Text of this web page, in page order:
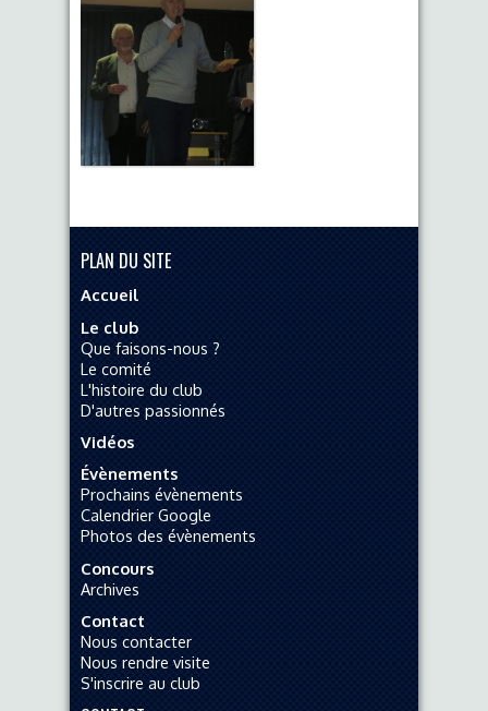
PLAN DU SITE
Accueil
Le club
Que faisons-nous ?
Le comité
L'histoire du club
D'autres passionnés
Vidéos
Évènements
Prochains évènements
Calendrier Google
Photos des évènements
Concours
Archives
Contact
Nous contacter
Nous rendre visite
S'inscrire au club